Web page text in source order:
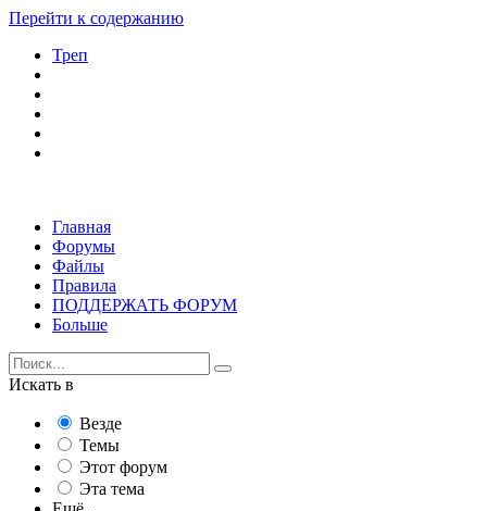
Перейти к содержанию
Треп
Главная
Форумы
Файлы
Правила
ПОДДЕРЖАТЬ ФОРУМ
Больше
Искать в
Везде
Темы
Этот форум
Эта тема